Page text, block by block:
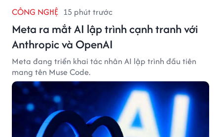
CÔNG NGHỆ 15 phút trước
Meta ra mắt AI lập trình cạnh tranh với
Anthropic và OpenAI
Meta đang triển khai tác nhân AI lập trình đầu tiên
mang tên Muse Code.